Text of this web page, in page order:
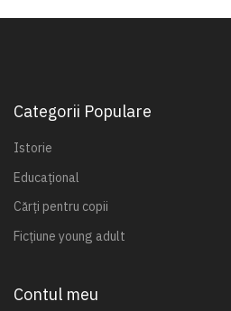
Categorii Populare
Istorie
Educațional
Cărți pentru copii
Ficțiune young adult
Contul meu